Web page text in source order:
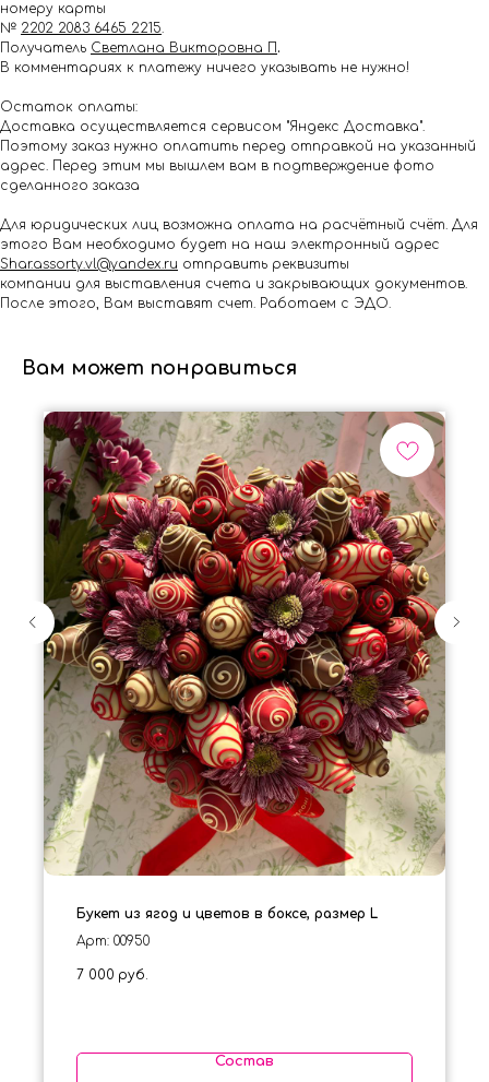
номеру карты
№ 2202 2083 6465 2215.
Получатель Светлана Викторовна П .
В комментариях к платежу ничего указывать не нужно!
Остаток оплаты:
Доставка осуществляется сервисом "Яндекс Доставка".
Поэтому заказ нужно оплатить перед отправкой на указанный
адрес. Перед этим мы вышлем вам в подтверждение фото
сделанного заказа
Для юридических лиц возможна оплата на расчётный счёт. Для
этого Вам необходимо будет на наш электронный адрес
Shar.assorty.vl@yandex.ru отправить реквизиты
компании для выставления счета и закрывающих документов.
После этого, Вам выставят счет. Работаем с ЭДО.
Вам может понравиться
Букет из ягод и цветов в боксе, размер L
Арт: 00950
7 000 руб.
Состав